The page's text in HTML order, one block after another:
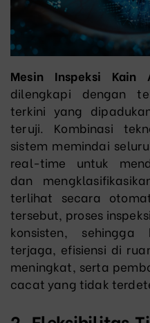
Mesin Inspeksi Kain
dilengkapi dengan
terkini yang
teruji. Kombinasi
sistem memindai
real-time untuk
dan
terlihat secara
tersebut, proses
konsisten,
terjaga, efisiensi di
meningkat, serta
cacat yang tidak